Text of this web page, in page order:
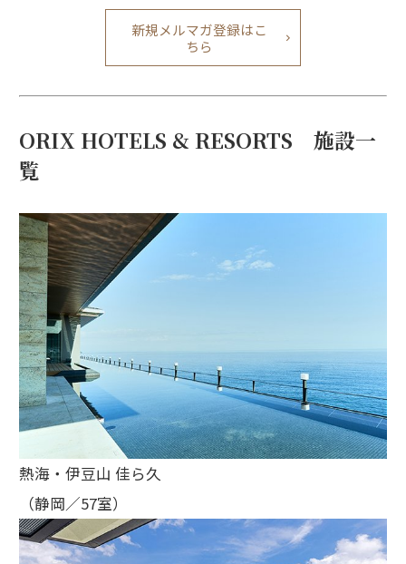
新規メルマガ登録はこ
ちら
ORIX HOTELS & RESORTS 施設一
覧
熱海・伊豆山 佳ら久
（静岡／57室）